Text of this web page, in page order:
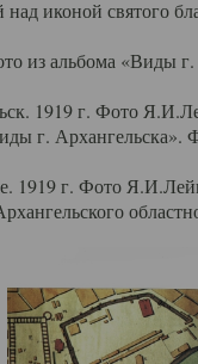
иконой святого
из альбома «Виды г.
1919 г. Фото
г. Архангельска».
1919 г. Фото